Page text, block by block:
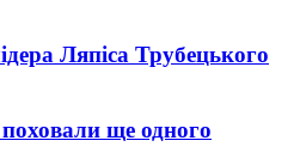
Ляпіса Трубецького
ще одного